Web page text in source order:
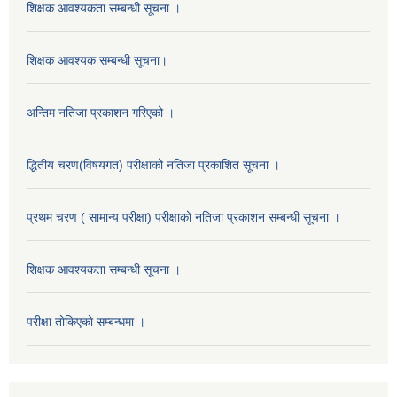
शिक्षक आवश्यकता सम्बन्धी सूचना ।
शिक्षक आवश्यक सम्बन्धी सूचना।
अन्तिम नतिजा प्रकाशन गरिएको ।
द्धितीय चरण(विषयगत) परीक्षाको नतिजा प्रकाशित सूचना ।
प्रथम चरण ( सामान्य परीक्षा) परीक्षाको नतिजा प्रकाशन सम्बन्धी सूचना ।
शिक्षक आवश्यकता सम्बन्धी सूचना ।
परीक्षा ताेकिएकाे सम्बन्धमा ।